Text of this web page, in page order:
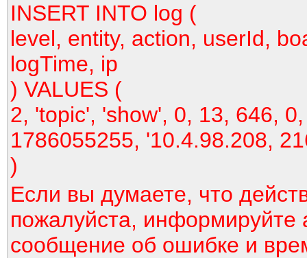
INSERT INTO log (
level, entity, action, userId,
logTime, ip
) VALUES (
2, 'topic', 'show', 0, 13, 646,
1786055255, '10.4.98.208,
)
Если вы думаете, что
пожалуйста, информируйте
сообщение об ошибке и